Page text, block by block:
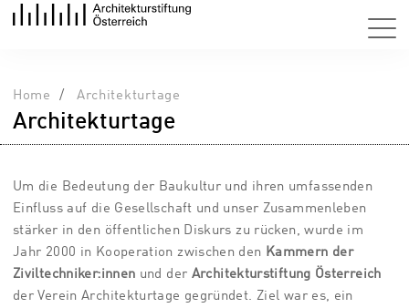
Home Architekturtage
Architekturtage
Um die Bedeutung der Baukultur und ihren umfassenden
Einfluss auf die Gesellschaft und unser Zusammenleben
stärker in den öffentlichen Diskurs zu rücken, wurde im
Jahr 2000 in Kooperation zwischen den Kammern der
Ziviltechniker:innen und der Architekturstiftung Österreich
der Verein Architekturtage gegründet. Ziel war es, ein